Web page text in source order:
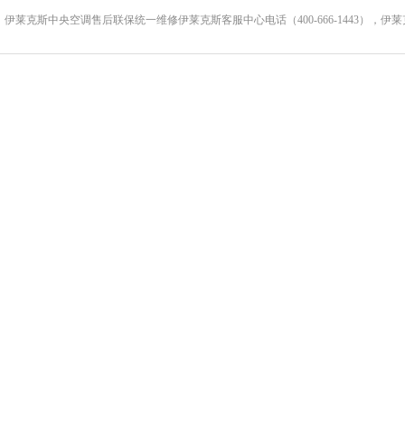
伊莱克斯中央空调售后联保统一维修伊莱克斯客服中心电话（400-666-1443），伊